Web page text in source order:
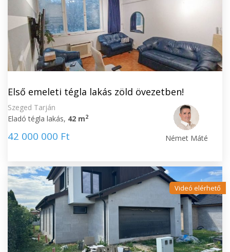
Első emeleti tégla lakás zöld övezetben!
Szeged Tarján
Eladó tégla lakás, 42 m2
42 000 000 Ft Német Máté
Videó elérhető